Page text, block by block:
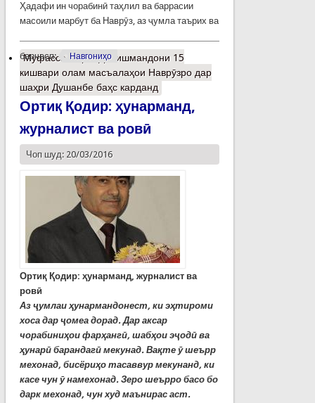
Ҳадафи ин чорабинӣ таҳлил ва баррасии
масоили марбут ба Наврӯз, аз ҷумла таърих ва
барчасп: Навгониҳо
Муфассалтаро Донишмандони 15
кишвари олам масъалаҳои Наврӯзро дар
шаҳри Душанбе баҳс карданд
Ортиқ Қодир: ҳунарманд,
журналист ва ровӣ
Чоп шуд: 20/03/2016
Ортиқ Қодир: ҳунарманд, журналист ва
ровӣ
Аз ҷумлаи ҳунармандонест, ки эҳтироми
хоса дар ҷомеа дорад. Дар аксар
чорабиниҳои фарҳангӣ, шабҳои эҷодӣ ва
ҳунарӣ барандагӣ мекунад. Вақте ӯ шеърр
мехонад, бисёриҳо тасаввур мекунанд, ки
касе чун ӯ намехонад. Зеро шеърро басо бо
дарк мехонад, чун худ маънирас аст.